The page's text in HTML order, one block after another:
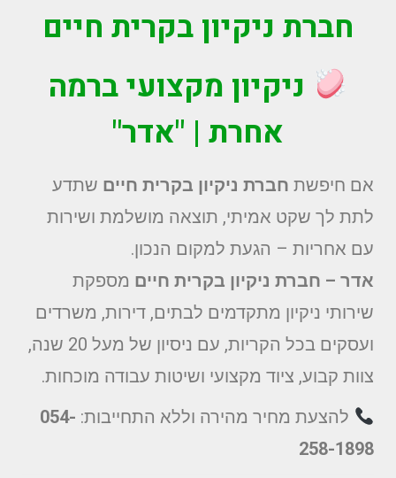
חברת ניקיון בקרית חיים
ניקיון מקצועי ברמה
אחרת | "אדר"
אם חיפשת חברת ניקיון בקרית חיים שתדע
לתת לך שקט אמיתי, תוצאה מושלמת ושירות
עם אחריות – הגעת למקום הנכון.
אדר – חברת ניקיון בקרית חיים מספקת
שירותי ניקיון מתקדמים לבתים, דירות, משרדים
ועסקים בכל הקריות, עם ניסיון של מעל 20 שנה,
צוות קבוע, ציוד מקצועי ושיטות עבודה מוכחות.
להצעת מחיר מהירה וללא התחייבות: 054-
258-1898